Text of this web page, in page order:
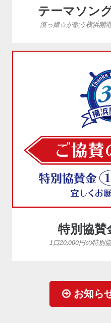
テーマソン
濱っ娘☆が歌う横浜開
特別協賛
1口20,000円の特別
お知ら